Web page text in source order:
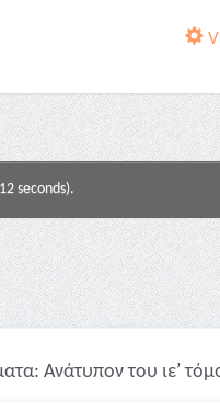
seconds).
Ανάτυπον του ιεʹ